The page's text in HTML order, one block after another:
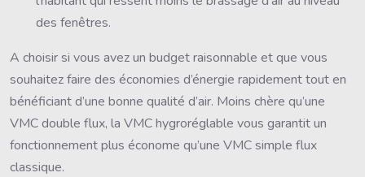
des fenêtres.
A choisir si vous avez un budget raisonnable et que vous
souhaitez faire des économies d’énergie rapidement tout en
bénéficiant d’une bonne qualité d’air. Moins chère qu’une
VMC double flux, la VMC hygroréglable vous garantit un
fonctionnement plus économe qu’une VMC simple flux
classique.